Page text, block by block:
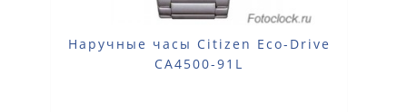
Наручные часы Citizen Eco-Drive
CA4500-91L